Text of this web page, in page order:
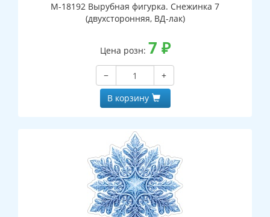
М-18192 Вырубная фигурка. Снежинка 7
(двухсторонняя, ВД-лак)
Цена розн: 7 ₽
−
+
В корзину